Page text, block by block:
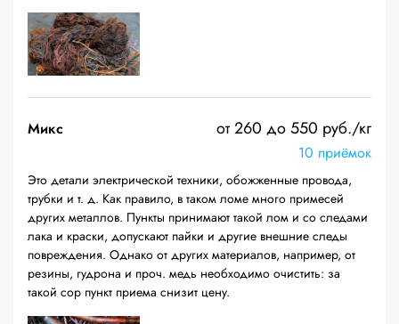
Микс от 260 до 550 руб./кг
10 приёмок
Это детали электрической техники, обожженные провода,
трубки и т. д. Как правило, в таком ломе много примесей
других металлов. Пункты принимают такой лом и со следами
лака и краски, допускают пайки и другие внешние следы
повреждения. Однако от других материалов, например, от
резины, гудрона и проч. медь необходимо очистить: за
такой сор пункт приема снизит цену.